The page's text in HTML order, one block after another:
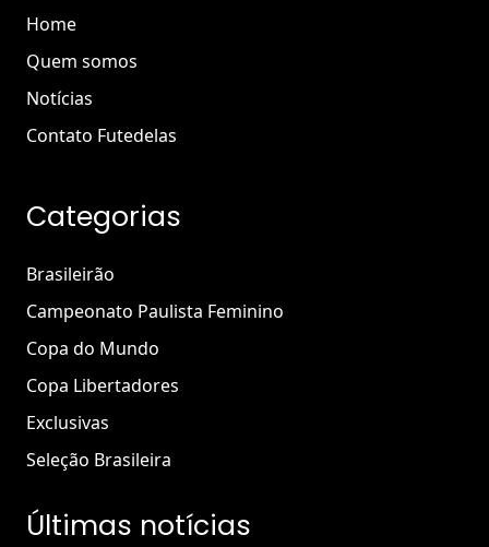
Home
Quem somos
Notícias
Contato Futedelas
Categorias
Brasileirão
Campeonato Paulista Feminino
Copa do Mundo
Copa Libertadores
Exclusivas
Seleção Brasileira
Últimas notícias